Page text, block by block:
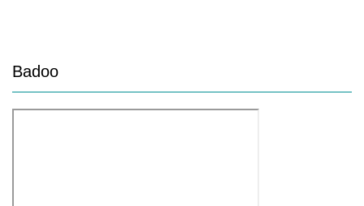
Badoo